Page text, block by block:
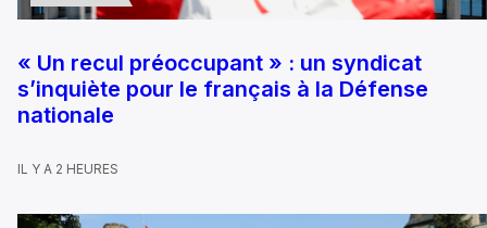
« Un recul préoccupant » : un syndicat
s’inquiète pour le français à la Défense
nationale
IL Y A 2 HEURES